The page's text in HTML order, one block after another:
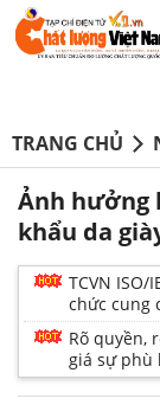
TRANG CHỦ
Ảnh
khẩu da
TCVN ISO/
chức cung
Rõ quyền,
giá sự phù